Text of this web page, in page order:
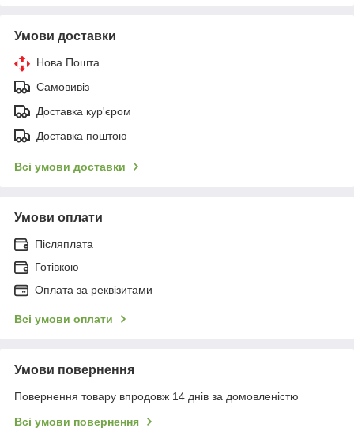
Умови доставки
Нова Пошта
Самовивіз
Доставка кур'єром
Доставка поштою
Всі умови доставки
Умови оплати
Післяплата
Готівкою
Оплата за реквізитами
Всі умови оплати
Умови повернення
Повернення товару впродовж 14 днів за домовленістю
Всі умови повернення